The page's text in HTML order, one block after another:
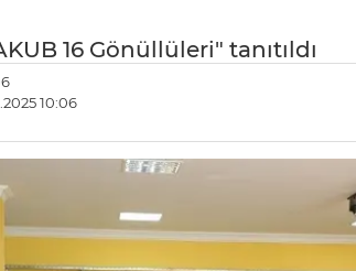
16 Gönüllüleri" tanıtıldı
10:06